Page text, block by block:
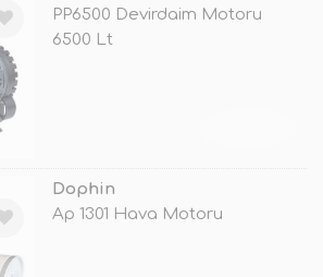
PP6500 Devirdaim Motoru
6500 Lt
Dophin
Ap 1301 Hava Motoru